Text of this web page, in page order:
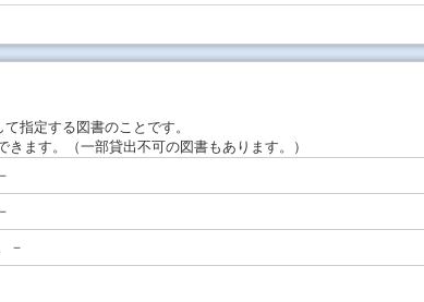
指定する図書のことです。
ます。（一部貸出不可の図書もあります。）
－